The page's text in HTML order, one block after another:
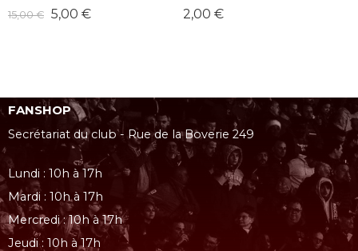
15,00€ 5,00 € 2,00 €
FANSHOP
Secrétariat du club - Rue de la Boverie 249
Lundi : 10h à 17h
Mardi : 10h à 17h
Mercredi : 10h à 17h
Jeudi : 10h à 17h